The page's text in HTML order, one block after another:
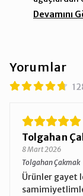
Devamını
Yorumlar
Tolgahan
8 Mart 2026
Tolgahan Çakmak
Ürünler gayet